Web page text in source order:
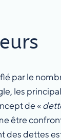
par le
les
de «
être
des dettes